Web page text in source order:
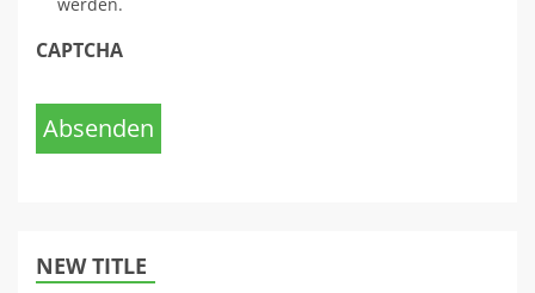
werden.
CAPTCHA
Absenden
NEW TITLE